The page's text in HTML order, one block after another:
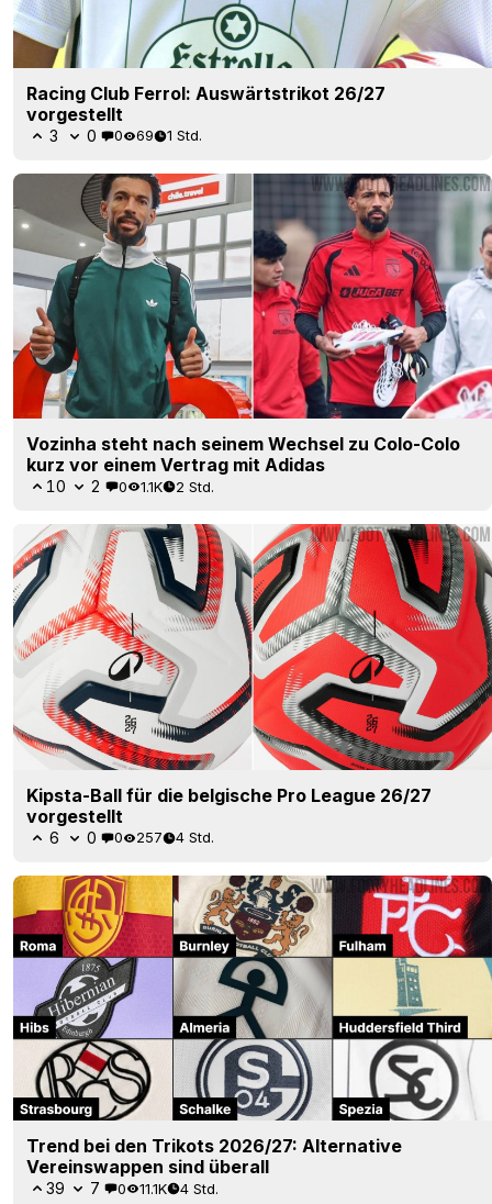
Racing Club Ferrol: Auswärtstrikot 26/27
vorgestellt
3 0 0 69 1 Std.
Vozinha steht nach seinem Wechsel zu Colo-Colo
kurz vor einem Vertrag mit Adidas
10 2 0 1.1K 2 Std.
Kipsta-Ball für die belgische Pro League 26/27
vorgestellt
6 0 0 257 4 Std.
Trend bei den Trikots 2026/27: Alternative
Vereinswappen sind überall
39 7 0 11.1K 4 Std.